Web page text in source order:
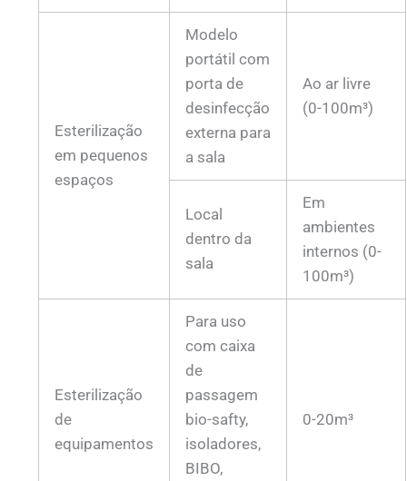
Esterilização
em pequenos
espaços
Modelo
portátil com
porta de
desinfecção
externa para
a sala
Ao ar livre
(0-100m³)
Local
dentro da
sala
Em
ambientes
internos (0-
100m³)
Esterilização
de
equipamentos
Para uso
com caixa
de
passagem
bio-safty,
isoladores,
BIBO,
0-20m³